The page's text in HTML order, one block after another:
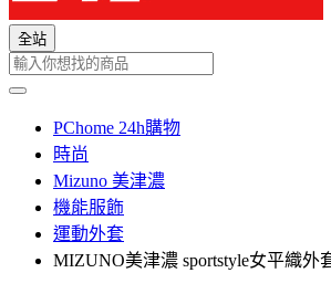
全站
PChome 24h購物
時尚
Mizuno 美津濃
機能服飾
運動外套
MIZUNO美津濃 sportstyle女平織外